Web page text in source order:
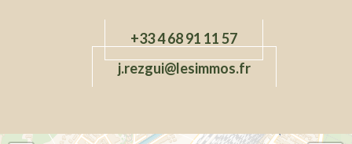
+33 4 68 91 11 57
j.rezgui@lesimmos.fr